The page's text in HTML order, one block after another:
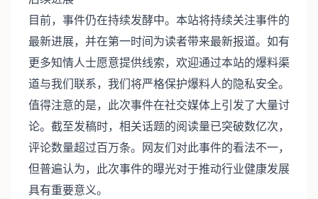
目前，事件仍在持续发酵中。本站将持续关注事件的
最新进展，并在第一时间为读者带来最新报道。如有
更多知情人士愿意提供线索，欢迎通过本站的爆料渠
道与我们联系，我们将严格保护爆料人的隐私安全。
值得注意的是，此次事件在社交媒体上引发了大量讨
论。截至发稿时，相关话题的阅读量已突破数亿次，
评论数量超过百万条。网友们对此事件的看法不一，
但普遍认为，此次事件的曝光对于推动行业健康发展
具有重要意义。